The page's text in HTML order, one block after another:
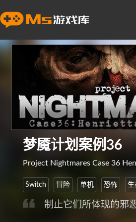
梦魇计划案例36
Project Nightmares Case 36
Switch 冒险 单机 恐怖 生
制止它们所体现的邪